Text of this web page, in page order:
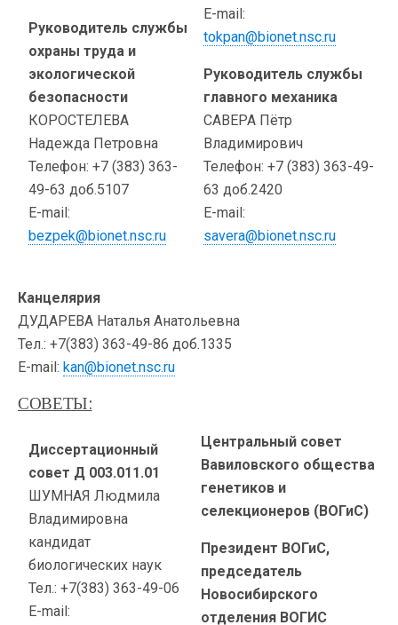
Руководитель службы
охраны труда и
экологической
безопасности
КОРОСТЕЛЕВА
Надежда Петровна
Телефон: +7 (383) 363-
49-63 доб.5107
E-mail:
bezpek@bionet.nsc.ru
E-mail:
tokpan@bionet.nsc.ru
Руководитель службы
главного механика
САВЕРА Пётр
Владимирович
Телефон: +7 (383) 363-49-
63 доб.2420
E-mail:
savera@bionet.nsc.ru
Канцелярия
ДУДАРЕВА Наталья Анатольевна
Тел.: +7(383) 363-49-86 доб.1335
E-mail: kan@bionet.nsc.ru
СОВЕТЫ:
Диссертационный
совет Д 003.011.01
ШУМНАЯ Людмила
Владимировна
кандидат
биологических наук
Тел.: +7(383) 363-49-06
E-mail:
Центральный совет
Вавиловского общества
генетиков и
селекционеров (ВОГиС)
Президент ВОГиС,
председатель
Новосибирского
отделения ВОГИС